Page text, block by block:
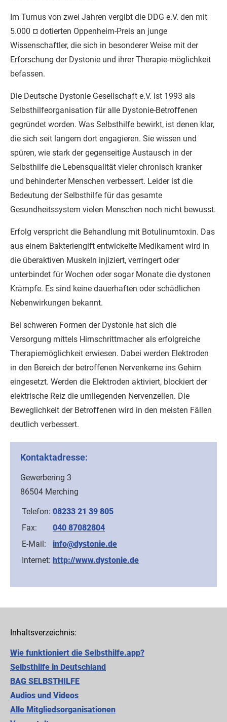
Im Turnus von zwei Jahren vergibt die DDG e.V. den mit
5.000 ¤ dotierten Oppenheim-Preis an junge
Wissenschaftler, die sich in besonderer Weise mit der
Erforschung der Dystonie und ihrer Therapie-möglichkeit
befassen.
Die Deutsche Dystonie Gesellschaft e.V. ist 1993 als
Selbsthilfeorganisation für alle Dystonie-Betroffenen
gegründet worden. Was Selbsthilfe bewirkt, ist denen klar,
die sich seit langem dort engagieren. Sie wissen und
spüren, wie stark der gegenseitige Austausch in der
Selbsthilfe die Lebensqualität vieler chronisch kranker
und behinderter Menschen verbessert. Leider ist die
Bedeutung der Selbsthilfe für das gesamte
Gesundheitssystem vielen Menschen noch nicht bewusst.
Erfolg verspricht die Behandlung mit Botulinumtoxin. Das
aus einem Bakteriengift entwickelte Medikament wird in
die überaktiven Muskeln injiziert, verringert oder
unterbindet für Wochen oder sogar Monate die dystonen
Krämpfe. Es sind keine dauerhaften oder schädlichen
Nebenwirkungen bekannt.
Bei schweren Formen der Dystonie hat sich die
Versorgung mittels Hirnschrittmacher als erfolgreiche
Therapiemöglichkeit erwiesen. Dabei werden Elektroden
in den Bereich der betroffenen Nervenkerne ins Gehirn
eingesetzt. Werden die Elektroden aktiviert, blockiert der
elektrische Reiz die umliegenden Nervenzellen. Die
Beweglichkeit der Betroffenen wird in den meisten Fällen
deutlich verbessert.
Kontaktadresse:
Gewerbering 3
86504 Merching
Telefon: 08233 21 39 805
Fax:
040 87082804
E-Mail:
info@dystonie.de
Internet: http://www.dystonie.de
Inhaltsverzeichnis:
Wie funktioniert die Selbsthilfe.app?
Selbsthilfe in Deutschland
BAG SELBSTHILFE
Audios und Videos
Alle Mitgliedsorganisationen